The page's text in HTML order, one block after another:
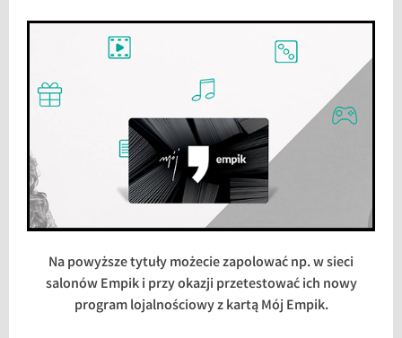
Na powyższe tytuły możecie zapolować np. w sieci
salonów Empik i przy okazji przetestować ich nowy
program lojalnościowy z kartą Mój Empik.